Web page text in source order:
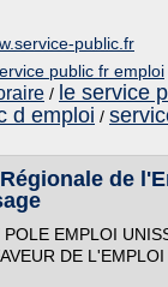
public.fr
public fr emploi
/ le service
d emploi /
de
POLE EMPLOI
DE L'EMPLOI